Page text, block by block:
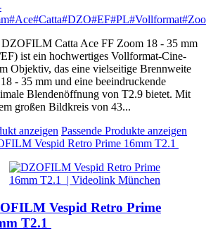
#Ace#Catta#DZO#EF#PL#Vollformat
DZOFILM Catta Ace FF Zoom 18 - 35 mm
ist ein hochwertiges Vollformat-Cine-
Objektiv, das eine vielseitige Brennweite
- 35 mm und eine beeindruckende
Blendenöffnung von T2.9 bietet. Mit
großen Bildkreis von 43...
anzeigen Passende Produkte anzeigen
Vespid Retro Prime 16mm T2.1
Vespid Retro Prime
T2.1